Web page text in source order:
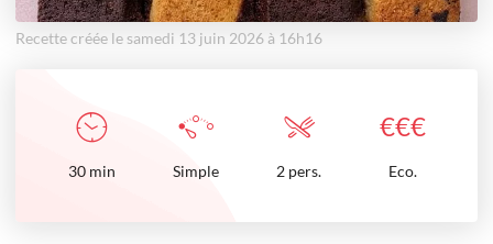
Recette créée le samedi 13 juin 2026 à 16h16
€€€
30 min Simple 2 pers. Eco.